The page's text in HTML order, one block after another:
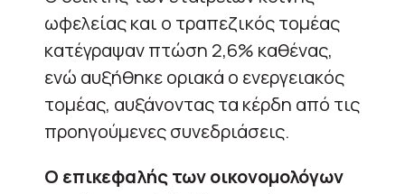
ωφελείας και ο τραπεζικός τομέας
κατέγραψαν πτώση 2,6% καθένας,
ενώ αυξήθηκε οριακά ο ενεργειακός
τομέας, αυξάνοντας τα κέρδη από τις
προηγούμενες συνεδριάσεις.
Ο επικεφαλής των οικονομολόγων